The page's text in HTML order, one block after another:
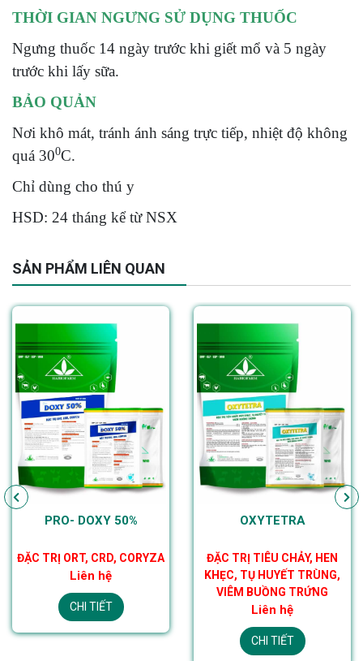
THỜI GIAN NGƯNG SỬ DỤNG THUỐC
Ngưng thuốc 14 ngày trước khi giết mổ và 5 ngày
trước khi lấy sữa.
BẢO QUẢN
Nơi khô mát, tránh ánh sáng trực tiếp, nhiệt độ không
quá 300C.
Chỉ dùng cho thú y
HSD: 24 tháng kể từ NSX
SẢN PHẨM LIÊN QUAN
PRO- DOXY 50%
ĐẶC TRỊ ORT, CRD, CORYZA
Liên hệ
CHI TIẾT
OXYTETRA
ĐẶC TRỊ TIÊU CHẢY, HEN
KHẸC, TỤ HUYẾT TRÙNG,
VIÊM BUỒNG TRỨNG
Liên hệ
CHI TIẾT